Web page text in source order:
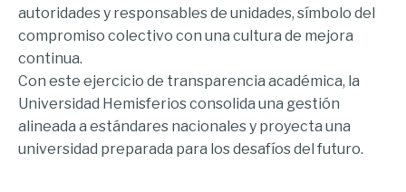
autoridades y responsables de unidades, símbolo del
compromiso colectivo con una cultura de mejora
continua.
Con este ejercicio de transparencia académica, la
Universidad Hemisferios consolida una gestión
alineada a estándares nacionales y proyecta una
universidad preparada para los desafíos del futuro.